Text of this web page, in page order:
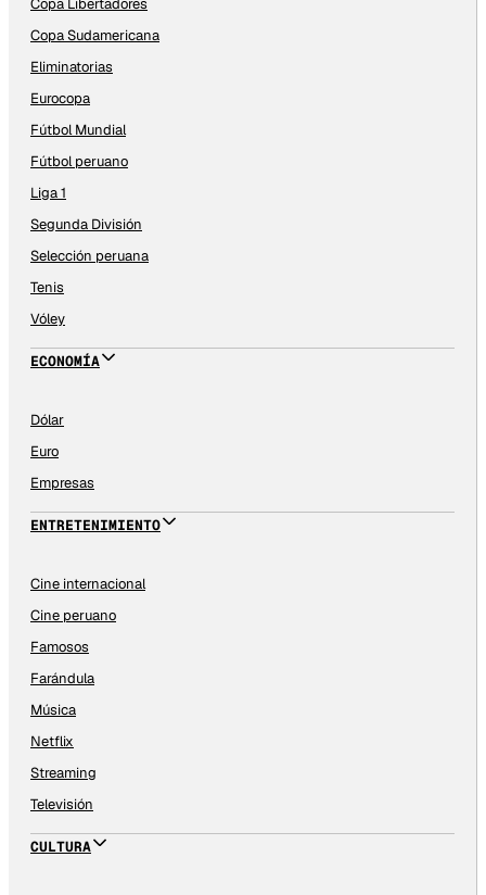
Copa Sudamericana
Eliminatorias
Eurocopa
Fútbol Mundial
Fútbol peruano
Liga 1
Segunda División
Selección peruana
Tenis
Vóley
ECONOMÍA
Dólar
Euro
Empresas
ENTRETENIMIENTO
Cine internacional
Cine peruano
Famosos
Farándula
Música
Netflix
Streaming
Televisión
CULTURA